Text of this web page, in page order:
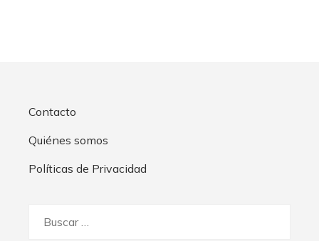
Contacto
Quiénes somos
Políticas de Privacidad